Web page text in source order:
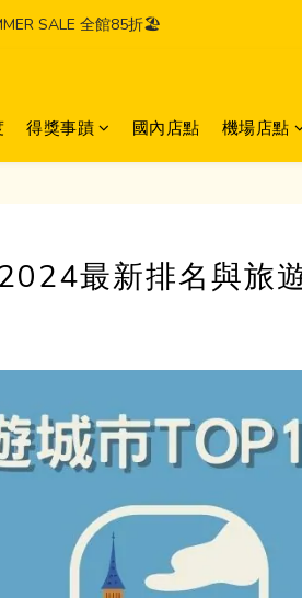
SALE 全館85折🏖️
得獎事蹟 國內店點 機場店點
最新排名與旅